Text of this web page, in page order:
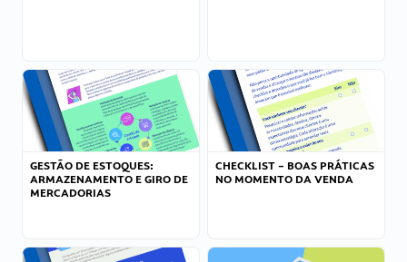
GESTÃO DE ESTOQUES:
ARMAZENAMENTO E GIRO DE
MERCADORIAS
CHECKLIST – BOAS PRÁTICAS
NO MOMENTO DA VENDA